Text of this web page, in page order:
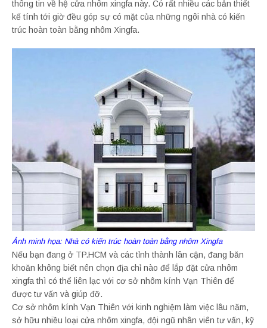
thông tin về hệ cửa nhôm xingfa này. Có rất nhiều các bản thiết
kế tính tới giờ đều góp sự có mặt của những ngôi nhà có kiến
trúc hoàn toàn bằng nhôm Xingfa.
Ảnh minh họa: Nhà có kiến trúc hoàn toàn bằng nhôm Xingfa
Nếu bạn đang ở TP.HCM và các tỉnh thành lân cận, đang băn
khoăn không biết nên chọn địa chỉ nào để lắp đặt cửa nhôm
xingfa thì có thể liên lạc với cơ sở nhôm kính Vạn Thiên để
được tư vấn và giúp đỡ.
Cơ sở nhôm kính Vạn Thiên với kinh nghiệm làm việc lâu năm,
sở hữu nhiều loại cửa nhôm xingfa, đội ngũ nhân viên tư vấn, kỹ